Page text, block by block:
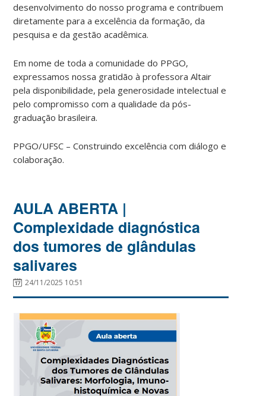
desenvolvimento do nosso programa e contribuem
diretamente para a excelência da formação, da
pesquisa e da gestão acadêmica.
Em nome de toda a comunidade do PPGO,
expressamos nossa gratidão à professora Altair
pela disponibilidade, pela generosidade intelectual e
pelo compromisso com a qualidade da pós-
graduação brasileira.
PPGO/UFSC – Construindo excelência com diálogo e
colaboração.
AULA ABERTA |
Complexidade diagnóstica
dos tumores de glândulas
salivares
24/11/2025 10:51